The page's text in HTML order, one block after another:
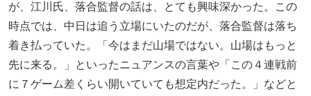
が、江川氏、落合監督の話は、とても興味深かった。この
時点では、中日は追う立場にいたのだが、落合監督は落ち
着き払っていた。「今はまだ山場ではない。山場はもっと
先に来る。」といったニュアンスの言葉や「この４連戦前
に７ゲーム差くらい開いていても想定内だった。」などと